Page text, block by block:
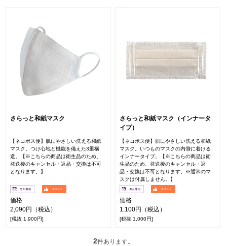
さらっと和紙マスク
【ネコポス便】肌にやさしい洗える和紙
マスク。つけ心地と機能を備えた3重構
造。【※こちらの商品は衛生品のため、
発送後のキャンセル・返品・交換は不可
となります。】
価格
2,090円（税込）
[税抜 1,900円]
さらっと和紙マスク（インナータ
イプ）
【ネコポス便】肌にやさしい洗える和紙
マスク。いつものマスクの内側に着ける
インナータイプ。【※こちらの商品は衛
生品のため、発送後のキャンセル・返
品・交換は不可となります。※通常のマ
スクは付属しません。】
価格
1,100円（税込）
[税抜 1,000円]
2件あります。